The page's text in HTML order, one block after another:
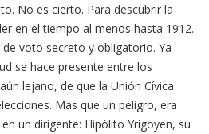
No es cierto. Para descubrir la
en el tiempo al menos hasta 1912.
de voto secreto y obligatorio. Ya
se hace presente entre los
lejano, de que la Unión Cívica
Más que un peligro, era
un dirigente: Hipólito Yrigoyen, su